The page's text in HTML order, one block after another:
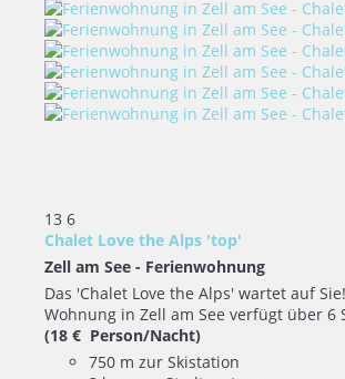
13 6
Chalet Love the Alps 'top'
Zell am See - Ferienwohnung
Das 'Chalet Love the Alps' wartet auf
Wohnung in Zell am See verfügt über 6
(18 € Person/Nacht)
750 m zur Skistation